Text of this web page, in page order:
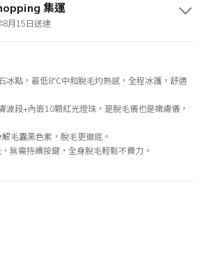
集運
8月15日送達
冰點，最低8℃中和脫毛灼熱感，全程冰護，舒適
波段+內嵌10顆紅光燈珠，是脫毛儀也是嫩膚儀，
毛囊黑色素，脫毛更徹底。
無需持續按鍵，全身脫毛輕鬆不費力。